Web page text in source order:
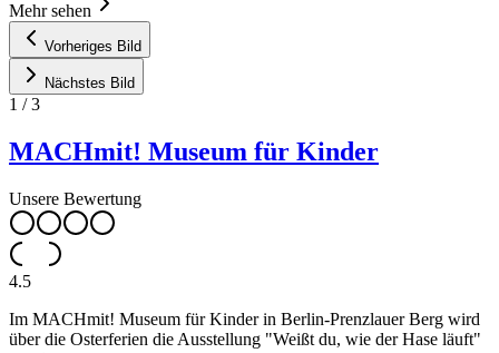
Mehr sehen
Vorheriges Bild
Nächstes Bild
1 /3
MACHmit! Museum für Kinder
Unsere Bewertung
4.5
Im MACHmit! Museum für Kinder in Berlin-Prenzlauer Berg wird
über die Osterferien die Ausstellung "Weißt du, wie der Hase läuft"